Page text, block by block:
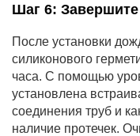
Шаг 6:
После установки
силиконового
часа. С помощью
установлена
соединения труб и
наличие протечек.